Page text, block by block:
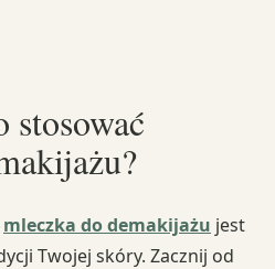
stosować
mleczka do demakijażu jest
Twojej skóry. Zacznij od